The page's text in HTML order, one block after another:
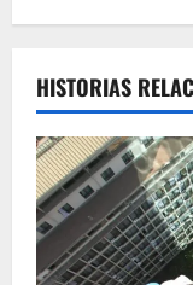
HISTORIAS